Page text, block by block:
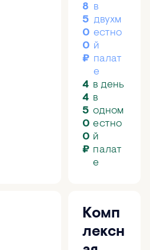
8
5
0
0
₽
в
двухм
естно
й
палат
е
4
4
5
0
0
₽
в день
в
одном
естно
й
палат
е
Комп
лексн